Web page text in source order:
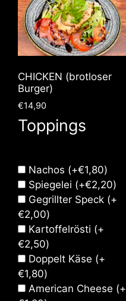
CHICKEN (brotloser
Burger)
€14,90
Toppings
Nachos (+€1,80)
Spiegelei (+€2,20)
Gegrillter Speck (+
€2,00)
Kartoffelrösti (+
€2,50)
Doppelt Käse (+
€1,80)
American Cheese (+